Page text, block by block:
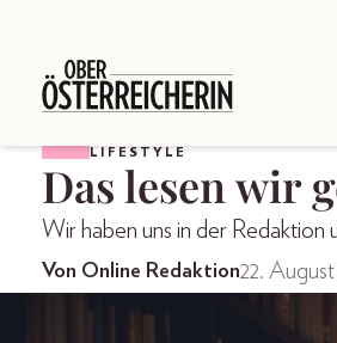
LIFESTYLE
Das lesen wir
Wir haben uns in der Redaktion
Von Online Redaktion22. August